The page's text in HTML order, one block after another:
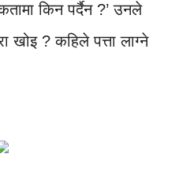
किन पर्दैन ?’ उनले
खोइ ? कहिले पत्ता लाग्ने